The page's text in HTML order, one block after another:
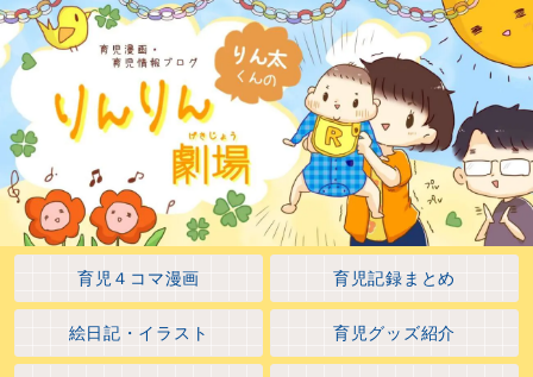
育児４コマ漫画 育児記録まとめ
絵日記・イラスト 育児グッズ紹介